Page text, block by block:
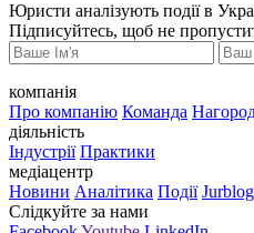
Юристи аналізують події в
Підписуйтесь, щоб не
компанія
Про компанію Команда
діяльність
Індустрії Практики
медіацентр
Новини Аналітика Події Jurblog
Слідкуйте за нами